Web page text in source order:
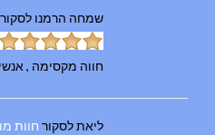
שמחה הרמנו לסקור
חווה מקסימה ,
ליאתלסקור חוות